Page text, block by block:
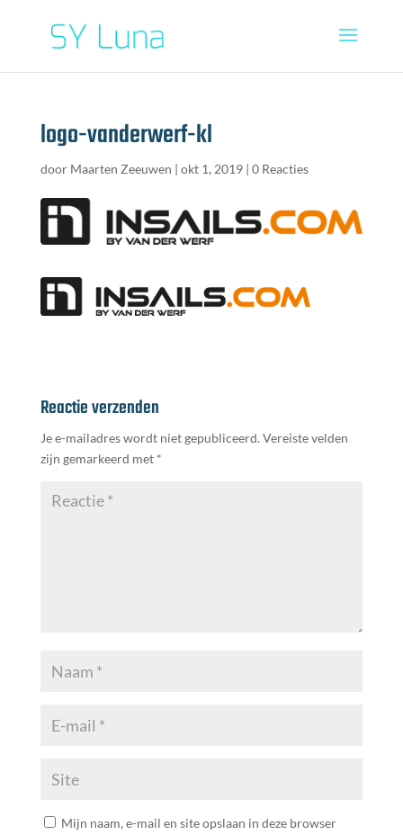
logo-vanderwerf-kl
door Maarten Zeeuwen | okt 1, 2019| 0 Reacties
Reactie verzenden
Je e-mailadres wordt niet gepubliceerd. Vereiste velden
zijn gemarkeerd met *
Mijn naam, e-mail en site opslaan in deze browser